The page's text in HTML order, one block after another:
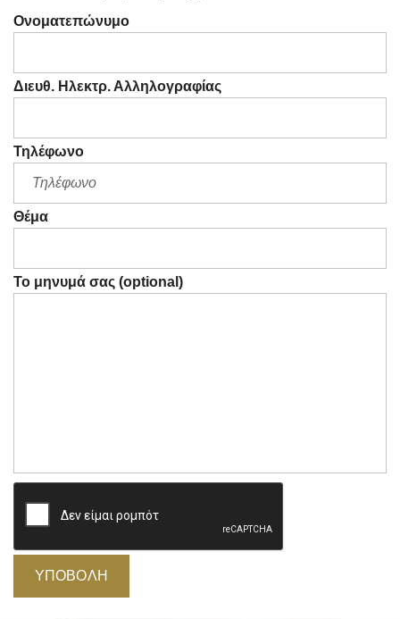
Ονοματεπώνυμο
Διευθ. Ηλεκτρ. Αλληλογραφίας
Τηλέφωνο
Θέμα
Το μηνυμά σας (optional)